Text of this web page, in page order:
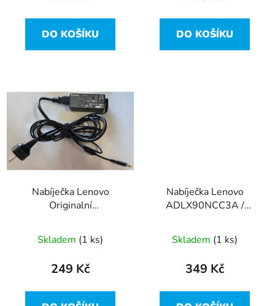
DO KOŠÍKU DO KOŠÍKU
Nabíječka Lenovo
Originalní
45W - hranatý konektor
Skladem (1 ks)
249 Kč
Nabíječka Lenovo
ADLX90NCC3A /
hranatý konektor
Skladem (1 ks)
349 Kč